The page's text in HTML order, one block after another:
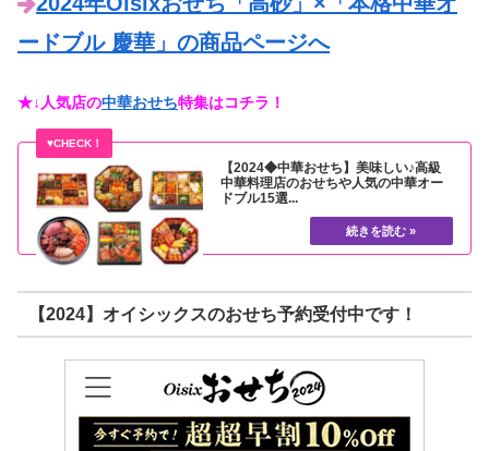
ードブル 慶華」の商品ページへ
★↓人気店の中華おせち特集はコチラ！
【2024◆中華おせち】美味しい♪高級
中華料理店のおせちや人気の中華オー
ドブル15選...
【2024】オイシックスのおせち予約受付中です！